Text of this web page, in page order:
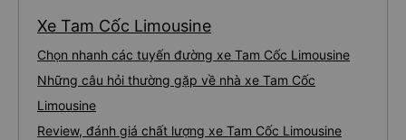
Xe Tam Cốc Limousine
Chọn nhanh các tuyến đường xe Tam Cốc Limousine
Những câu hỏi thường gặp về nhà xe Tam Cốc
Limousine
Review, đánh giá chất lượng xe Tam Cốc Limousine